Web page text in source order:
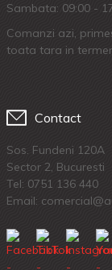
Sambata: 09:00 -
Comanzi azi,
toata tara in
Contact
Sos. Fundeni 120A
Sector 2, Bucuresti
Tel: 0751 136 440
Email: